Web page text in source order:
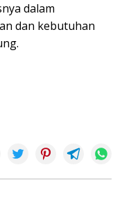
dalam
dan kebutuhan